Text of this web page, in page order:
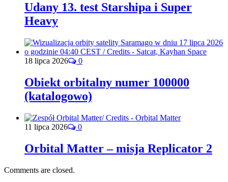
Udany 13. test Starshipa i Super
Heavy
18 lipca 2026 0
Obiekt orbitalny numer 100000
(katalogowo)
11 lipca 2026 0
Orbital Matter – misja Replicator 2
Comments are closed.